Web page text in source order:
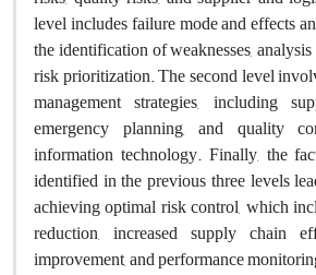
level includes failure mode and effects
the identification of weaknesses,
risk prioritization. The second level
management strategies, including
emergency planning, and quality
information technology. Finally, the
identified in the previous three levels
achieving optimal risk control, which
reduction, increased supply chain
improvement, and performance